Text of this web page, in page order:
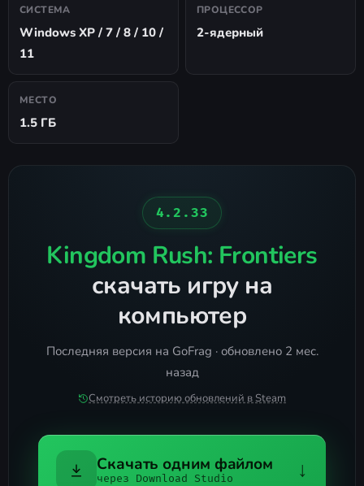
СИСТЕМА
Windows XP / 7 / 8 / 10 /
11
ПРОЦЕССОР
2-ядерный
МЕСТО
1.5 ГБ
4.2.33
Kingdom Rush: Frontiers
скачать игру на
компьютер
Последняя версия на GoFrag · обновлено 2 мес.
назад
Смотреть историю обновлений в Steam
Скачать одним файлом
через Download Studio ↓